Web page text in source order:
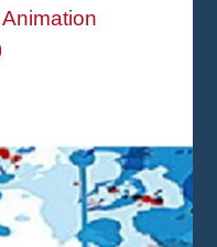
Animation